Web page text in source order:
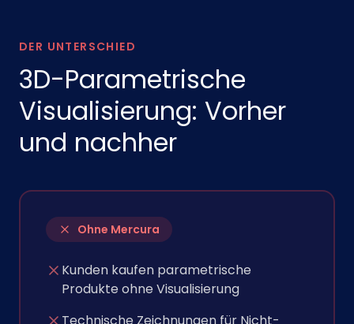
DER UNTERSCHIED
3D-Parametrische
Visualisierung: Vorher
und nachher
Ohne Mercura
Kunden kaufen parametrische
Produkte ohne Visualisierung